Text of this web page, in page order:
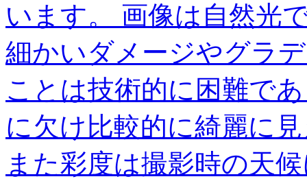
います。 画像は自然光
細かいダメージやグラ
ことは技術的に困難で
に欠け比較的に綺麗に
また彩度は撮影時の天